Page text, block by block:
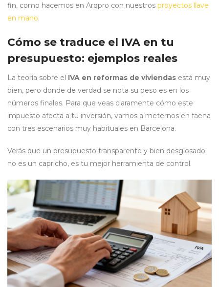
fin, como hacemos en Arqpro con nuestros proyectos llave
en mano.
Cómo se traduce el IVA en tu
presupuesto: ejemplos reales
La teoría sobre el IVA en reformas de viviendas está muy
bien, pero donde de verdad se nota su peso es en los
números finales. Para que veas claramente cómo este
impuesto afecta a tu inversión, vamos a meternos en faena
con tres escenarios muy habituales en Barcelona.
Verás que un presupuesto transparente y bien desglosado
no es un capricho, es tu mejor herramienta de control.